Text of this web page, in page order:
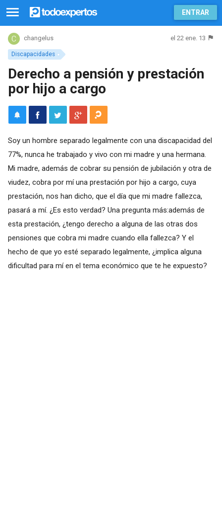
ENTRAR
Discapacidades
changelus el 22 ene. 13
Derecho a pensión y prestación
por hijo a cargo
Soy un hombre separado legalmente con una discapacidad del
77%, nunca he trabajado y vivo con mi madre y una hermana.
Mi madre, además de cobrar su pensión de jubilación y otra de
viudez, cobra por mí una prestación por hijo a cargo, cuya
prestación, nos han dicho, que el día que mi madre fallezca,
pasará a mí. ¿Es esto verdad? Una pregunta más:además de
esta prestación, ¿tengo derecho a alguna de las otras dos
pensiones que cobra mi madre cuando ella fallezca? Y el
hecho de que yo esté separado legalmente, ¿implica alguna
dificultad para mí en el tema económico que te he expuesto?